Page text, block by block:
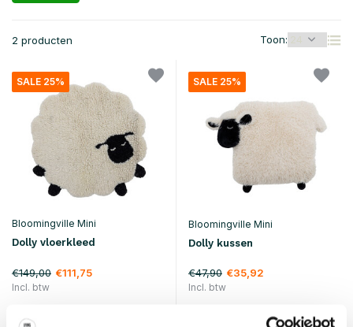
2 producten Toon:
SALE 25%
Bloomingville Mini
Dolly vloerkleed
€149,00 €111,75
Incl. btw
SALE 25%
Bloomingville Mini
Dolly kussen
€47,90 €35,92
Incl. btw